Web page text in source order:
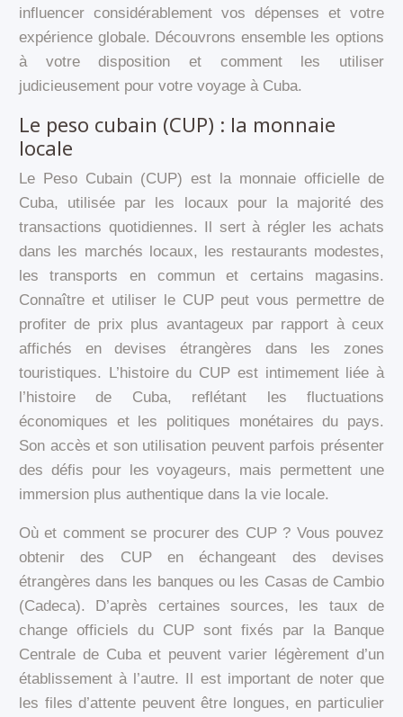
influencer considérablement vos dépenses et votre
expérience globale. Découvrons ensemble les options
à votre disposition et comment les utiliser
judicieusement pour votre voyage à Cuba.
Le peso cubain (CUP) : la monnaie
locale
Le Peso Cubain (CUP) est la monnaie officielle de
Cuba, utilisée par les locaux pour la majorité des
transactions quotidiennes. Il sert à régler les achats
dans les marchés locaux, les restaurants modestes,
les transports en commun et certains magasins.
Connaître et utiliser le CUP peut vous permettre de
profiter de prix plus avantageux par rapport à ceux
affichés en devises étrangères dans les zones
touristiques. L’histoire du CUP est intimement liée à
l’histoire de Cuba, reflétant les fluctuations
économiques et les politiques monétaires du pays.
Son accès et son utilisation peuvent parfois présenter
des défis pour les voyageurs, mais permettent une
immersion plus authentique dans la vie locale.
Où et comment se procurer des CUP ? Vous pouvez
obtenir des CUP en échangeant des devises
étrangères dans les banques ou les Casas de Cambio
(Cadeca). D’après certaines sources, les taux de
change officiels du CUP sont fixés par la Banque
Centrale de Cuba et peuvent varier légèrement d’un
établissement à l’autre. Il est important de noter que
les files d’attente peuvent être longues, en particulier